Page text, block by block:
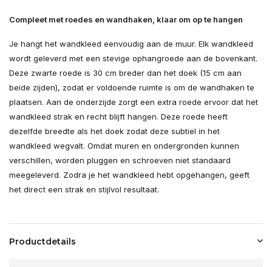
Compleet met roedes en wandhaken, klaar om op te hangen
Je hangt het wandkleed eenvoudig aan de muur. Elk wandkleed
wordt geleverd met een stevige ophangroede aan de bovenkant.
Deze zwarte roede is 30 cm breder dan het doek (15 cm aan
beide zijden), zodat er voldoende ruimte is om de wandhaken te
plaatsen. Aan de onderzijde zorgt een extra roede ervoor dat het
wandkleed strak en recht blijft hangen. Deze roede heeft
dezelfde breedte als het doek zodat deze subtiel in het
wandkleed wegvalt. Omdat muren en ondergronden kunnen
verschillen, worden pluggen en schroeven niet standaard
meegeleverd. Zodra je het wandkleed hebt opgehangen, geeft
het direct een strak en stijlvol resultaat.
Productdetails